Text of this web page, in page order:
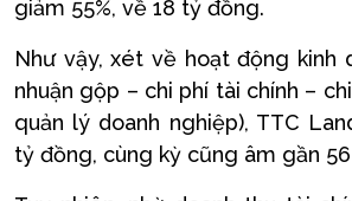
giảm 55%, về 18 tỷ đồng.
Như vậy, xét về hoạt động kinh
nhuận gộp – chi phí tài chính –
quản lý doanh nghiệp), TTC
tỷ đồng, cùng kỳ cũng âm gần